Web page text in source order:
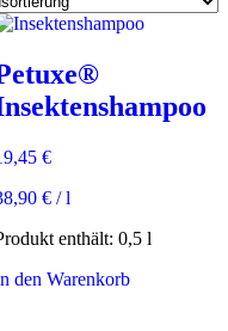
€
€/l
enthält: 0,5 l
den Warenkorb